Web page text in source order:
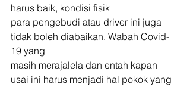
harus baik, kondisi fisik
para pengebudi atau driver ini juga
tidak boleh diabaikan. Wabah Covid-
19 yang
masih merajalela dan entah kapan
usai ini harus menjadi hal pokok yang